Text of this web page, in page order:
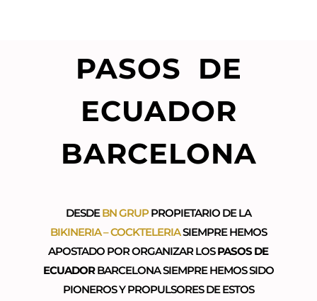
PASOS DE
ECUADOR
BARCELONA
DESDEBN GRUPPROPIETARIO DE LA
BIKINERIA – COCKTELERIASIEMPRE HEMOS
APOSTADO POR ORGANIZAR LOSPASOS DE
ECUADORBARCELONA SIEMPRE HEMOS SIDO
PIONEROS Y PROPULSORES DE ESTOS